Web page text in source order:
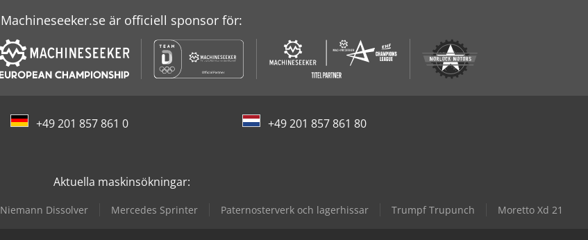
Machineseeker.se är officiell sponsor för:
+49 201 857 861 0
+49 201 857 861 80
Aktuella maskinsökningar:
Niemann Dissolver Mercedes Sprinter Paternosterverk och lagerhissar Trumpf Trupunch Moretto Xd 21